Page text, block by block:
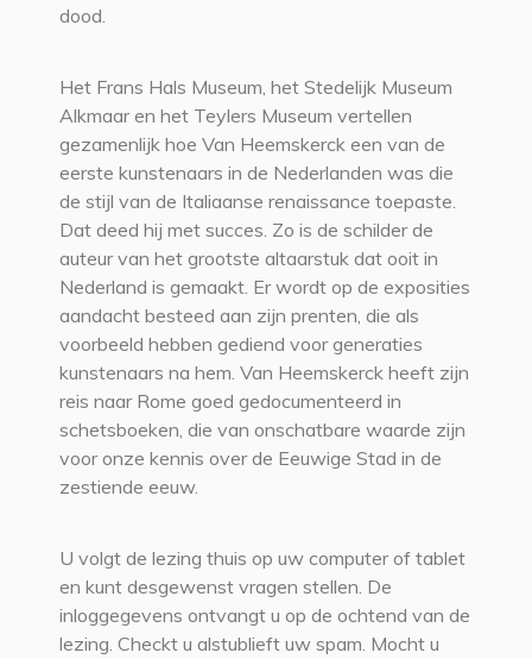
dood.
Het Frans Hals Museum, het Stedelijk Museum
Alkmaar en het Teylers Museum vertellen
gezamenlijk hoe Van Heemskerck een van de
eerste kunstenaars in de Nederlanden was die
de stijl van de Italiaanse renaissance toepaste.
Dat deed hij met succes. Zo is de schilder de
auteur van het grootste altaarstuk dat ooit in
Nederland is gemaakt. Er wordt op de exposities
aandacht besteed aan zijn prenten, die als
voorbeeld hebben gediend voor generaties
kunstenaars na hem. Van Heemskerck heeft zijn
reis naar Rome goed gedocumenteerd in
schetsboeken, die van onschatbare waarde zijn
voor onze kennis over de Eeuwige Stad in de
zestiende eeuw.
U volgt de lezing thuis op uw computer of tablet
en kunt desgewenst vragen stellen. De
inloggegevens ontvangt u op de ochtend van de
lezing. Checkt u alstublieft uw spam. Mocht u